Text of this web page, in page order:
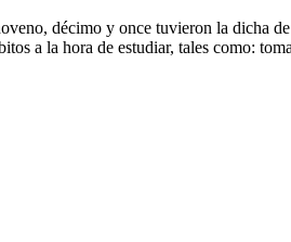
décimo y once tuvieron la dicha
a la hora de estudiar, tales como: